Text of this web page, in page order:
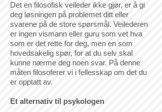
Det en filosofisk veileder ikke gjør, er å gi
deg løsningen på problemet ditt eller
svarene på de store spørsmål. Veilederen
er ingen vismann eller guru som vet hva
som er det rette for deg, men en som
hovedsakelig spør, for at du selv skal
kunne nærme deg noen svar. På denne
måten filosoferer vi i fellesskap om det du
er opptatt av.
Et alternativ til psykologen